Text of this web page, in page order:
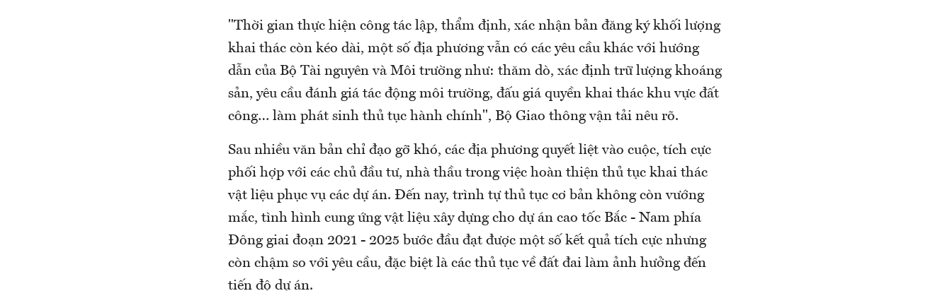
"Thời gian thực hiện công tác lập, thẩm định, xác nhận bản đăng ký khối lượng
khai thác còn kéo dài, một số địa phương vẫn có các yêu cầu khác với hướng
dẫn của Bộ Tài nguyên và Môi trường như: thăm dò, xác định trữ lượng khoáng
sản, yêu cầu đánh giá tác động môi trường, đấu giá quyền khai thác khu vực đất
công… làm phát sinh thủ tục hành chính", Bộ Giao thông vận tải nêu rõ.
Sau nhiều văn bản chỉ đạo gỡ khó, các địa phương quyết liệt vào cuộc, tích cực
phối hợp với các chủ đầu tư, nhà thầu trong việc hoàn thiện thủ tục khai thác
vật liệu phục vụ các dự án. Đến nay, trình tự thủ tục cơ bản không còn vướng
mắc, tình hình cung ứng vật liệu xây dựng cho dự án cao tốc Bắc - Nam phía
Đông giai đoạn 2021 - 2025 bước đầu đạt được một số kết quả tích cực nhưng
còn chậm so với yêu cầu, đặc biệt là các thủ tục về đất đai làm ảnh hưởng đến
tiến độ dự án.